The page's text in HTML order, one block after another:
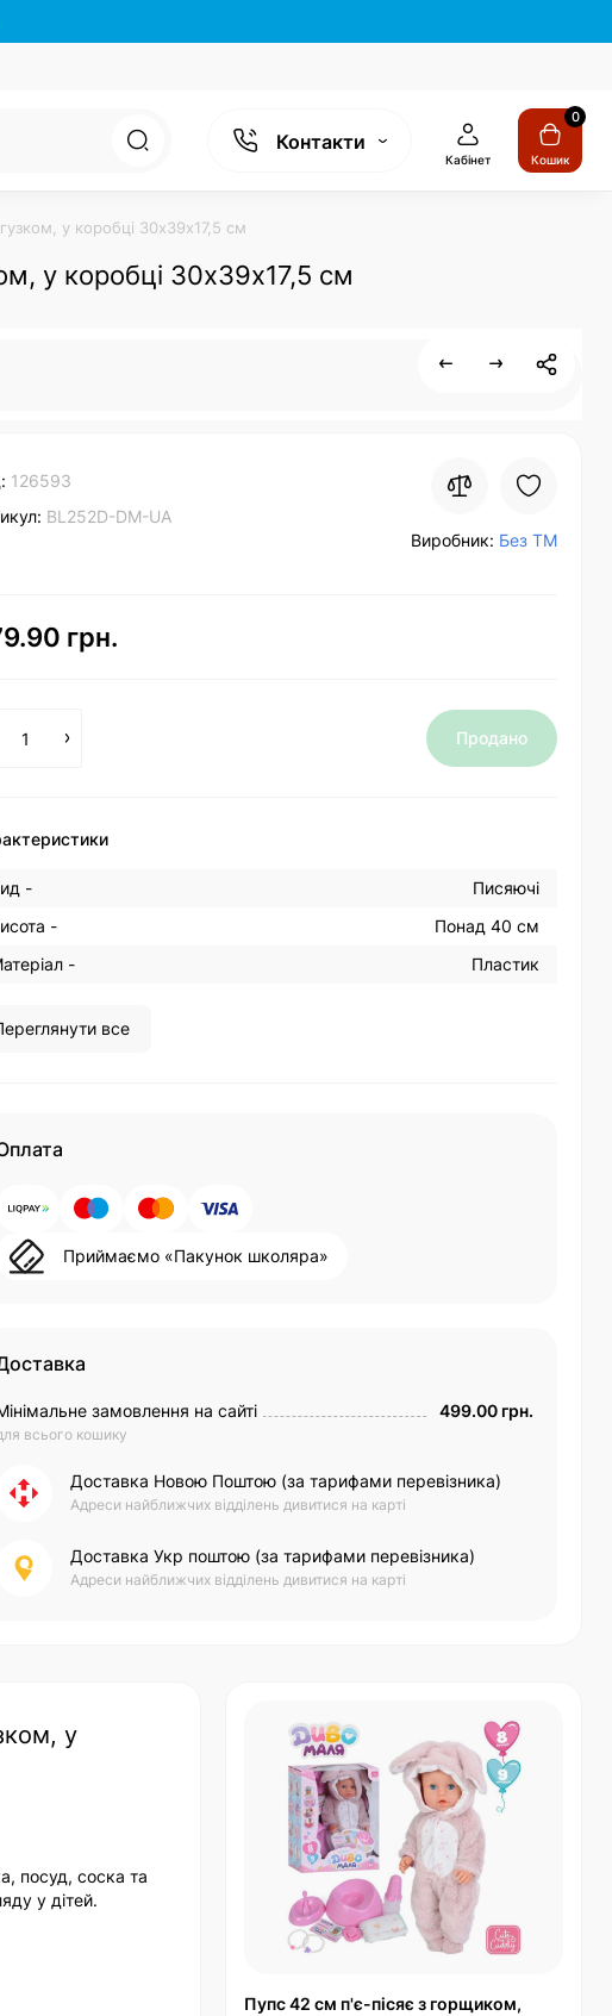
Контакти
Кабінет
0
Кошик
у коробці 30х39х17,5 см
у коробці 30х39х17,5 см
126593
BL252D-DM-UA
Виробник: Без ТМ
грн.
Продано
-
Писяючі
-
Понад 40 см
-
Пластик
все
Приймаємо «Пакунок школяра»
замовлення на сайті
всього кошику
499.00 грн.
Доставка Новою Поштою (за тарифами перевізника)
Адреси найближчих відділень дивитися на карті
Доставка Укр поштою (за тарифами перевізника)
Адреси найближчих відділень дивитися на карті
у
посуд, соска та
у дітей.
Пупс 42 см п'є-пісяє з горщиком,